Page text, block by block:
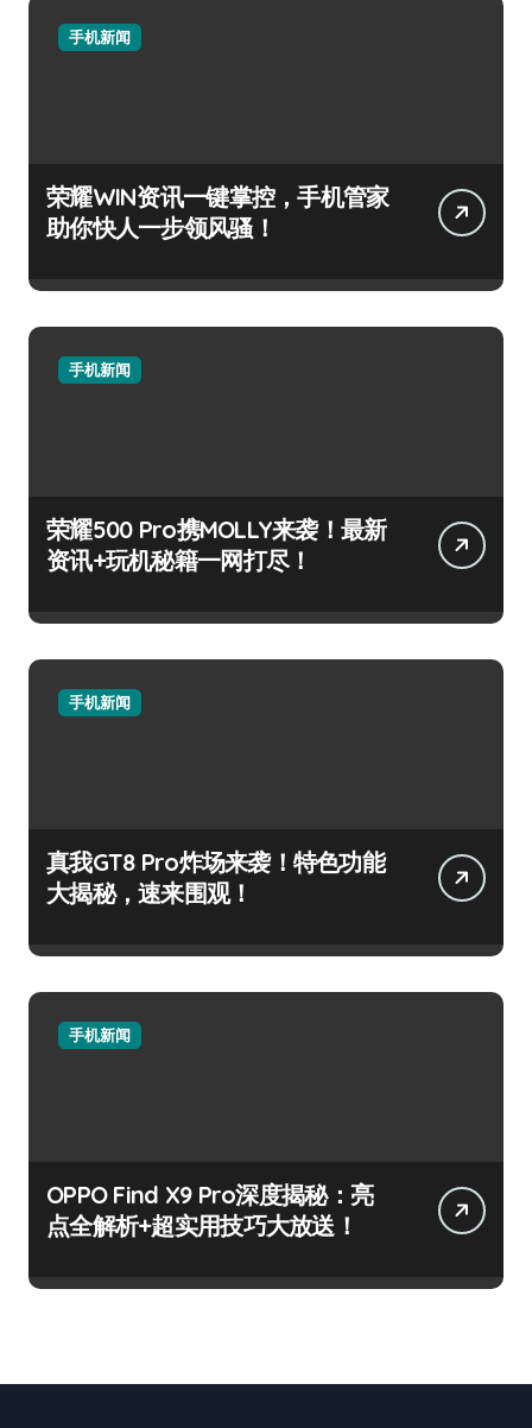
手机新闻
荣耀WIN资讯一键掌控，手机管家
助你快人一步领风骚！
手机新闻
荣耀500 Pro携MOLLY来袭！最新
资讯+玩机秘籍一网打尽！
手机新闻
真我GT8 Pro炸场来袭！特色功能
大揭秘，速来围观！
手机新闻
OPPO Find X9 Pro深度揭秘：亮
点全解析+超实用技巧大放送！